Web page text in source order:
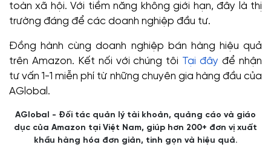
toàn xã hội. Với tiềm năng không giới hạn, đây là thị
trường đáng để các doanh nghiệp đầu tư.
Đồng hành cùng doanh nghiệp bán hàng hiệu quả
trên Amazon. Kết nối với chúng tôi Tại đây để nhận
tư vấn 1-1 miễn phí từ những chuyên gia hàng đầu của
AGlobal.
AGlobal - Đối tác quản lý tài khoản, quảng cáo và giáo
dục của Amazon tại Việt Nam, giúp hơn 200+ đơn vị xuất
khẩu hàng hóa đơn giản, tinh gọn và hiệu quả.